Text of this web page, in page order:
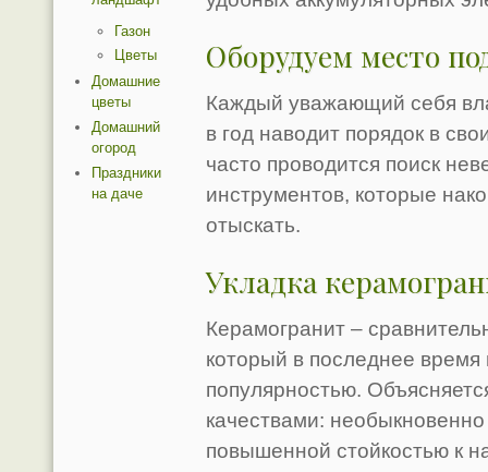
Оборудуем место
Каждый уважающий себя
в год наводит порядок в
часто проводится поиск
инструментов, которые
отыскать.
Укладка
Керамогранит –
который в последнее
популярностью.
качествами:
повышенной стойкостью к
Газон
Цветы
Домашние
цветы
Домашний
огород
Праздники
на даче